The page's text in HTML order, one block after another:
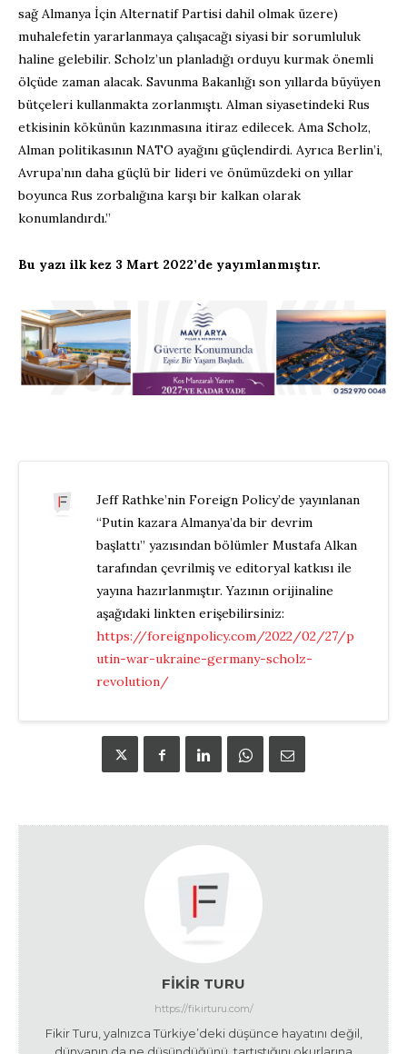
sağ Almanya İçin Alternatif Partisi dahil olmak üzere)
muhalefetin yararlanmaya çalışacağı siyasi bir sorumluluk
haline gelebilir. Scholz’un planladığı orduyu kurmak önemli
ölçüde zaman alacak. Savunma Bakanlığı son yıllarda büyüyen
bütçeleri kullanmakta zorlanmıştı. Alman siyasetindeki Rus
etkisinin kökünün kazınmasına itiraz edilecek. Ama Scholz,
Alman politikasının NATO ayağını güçlendirdi. Ayrıca Berlin’i,
Avrupa’nın daha güçlü bir lideri ve önümüzdeki on yıllar
boyunca Rus zorbalığına karşı bir kalkan olarak
konumlandırdı.”
Bu yazı ilk kez 3 Mart 2022’de yayımlanmıştır.
Jeff Rathke’nin Foreign Policy’de yayınlanan
“Putin kazara Almanya’da bir devrim
başlattı” yazısından bölümler Mustafa Alkan
tarafından çevrilmiş ve editoryal katkısı ile
yayına hazırlanmıştır. Yazının orijinaline
aşağıdaki linkten erişebilirsiniz:
https://foreignpolicy.com/2022/02/27/p
utin-war-ukraine-germany-scholz-
revolution/
FIKIR TURU
https://fikirturu.com/
Fikir Turu, yalnızca Türkiye’deki düşünce hayatını değil,
dünyanın da ne düşündüğünü, tartıştığını okurlarına